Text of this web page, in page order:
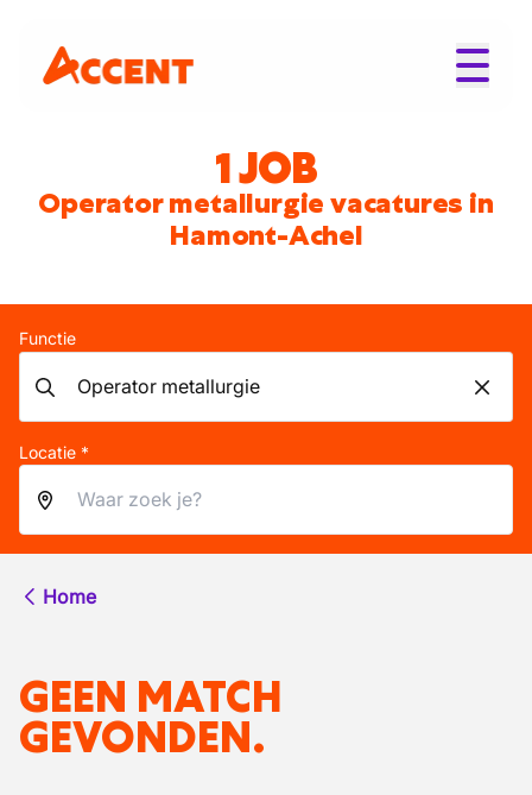
1 JOB
Operator metallurgie vacatures in
Hamont-Achel
Functie
Locatie *
Home
GEEN MATCH
GEVONDEN.